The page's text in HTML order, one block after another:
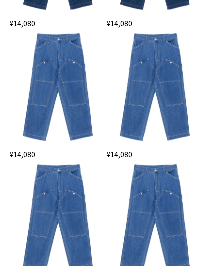
¥14,080 ¥14,080
¥14,080 ¥14,080